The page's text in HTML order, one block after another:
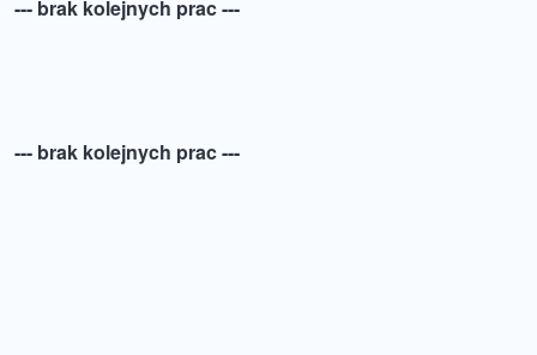
--- brak kolejnych prac ---
--- brak kolejnych prac ---